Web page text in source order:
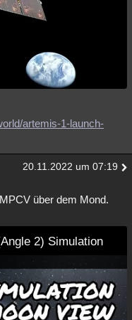
artemis-1-launch-
20.11.2022 um 07:19
über dem Mond.
2) Simulation